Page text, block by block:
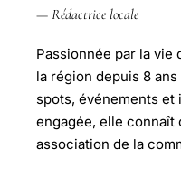
— Rédactrice locale
Passionnée par la vie
la région depuis 8
spots, événements et
engagée, elle
association de la